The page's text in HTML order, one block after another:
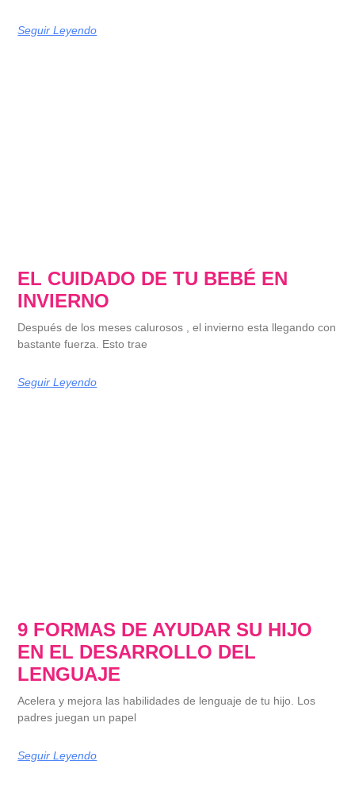
Seguir Leyendo
EL CUIDADO DE TU BEBÉ EN
INVIERNO
Después de los meses calurosos , el invierno esta llegando con
bastante fuerza. Esto trae
Seguir Leyendo
9 FORMAS DE AYUDAR SU HIJO
EN EL DESARROLLO DEL
LENGUAJE
Acelera y mejora las habilidades de lenguaje de tu hijo. Los
padres juegan un papel
Seguir Leyendo